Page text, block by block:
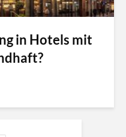
in Hotels mit